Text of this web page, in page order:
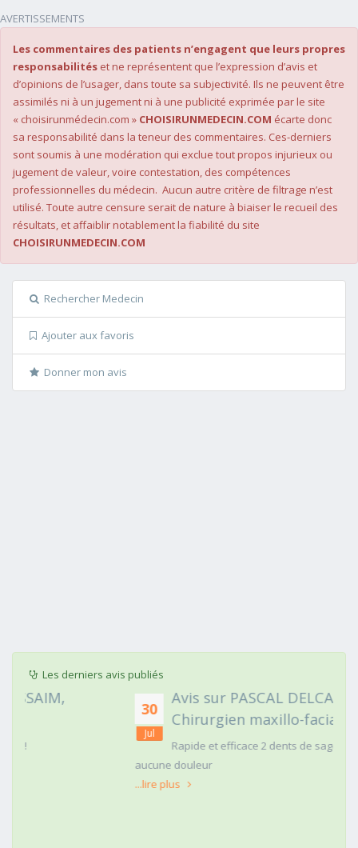
AVERTISSEMENTS
Les commentaires des patients n’engagent que leurs propres
responsabilités et ne représentent que l’expression d’avis et
d’opinions de l’usager, dans toute sa subjectivité. Ils ne peuvent être
assimilés ni à un jugement ni à une publicité exprimée par le site
« choisirunmédecin.com » CHOISIRUNMEDECIN.COM écarte donc
sa responsabilité dans la teneur des commentaires. Ces-derniers
sont soumis à une modération qui exclue tout propos injurieux ou
jugement de valeur, voire contestation, des compétences
professionnelles du médecin. Aucun autre critère de filtrage n’est
utilisé. Toute autre censure serait de nature à biaiser le recueil des
résultats, et affaiblir notablement la fiabilité du site
CHOISIRUNMEDECIN.COM
Rechercher Medecin
Ajouter aux favoris
Donner mon avis
Les derniers avis publiés
30
Avis sur PASCAL DELCAMPE,
Chirurgien maxillo-faciale
Rapide et efficace 2 dents de sagesse extraites